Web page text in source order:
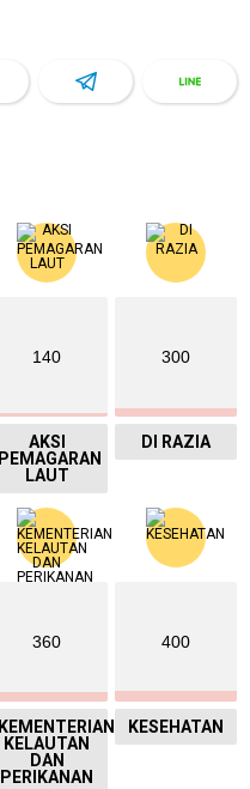
140
AKSI
PEMAGARAN
LAUT
300
DI RAZIA
360
KEMENTERIAN
KELAUTAN
DAN
PERIKANAN
400
KESEHATAN